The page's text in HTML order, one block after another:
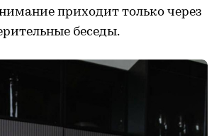
приходит только через
беседы.